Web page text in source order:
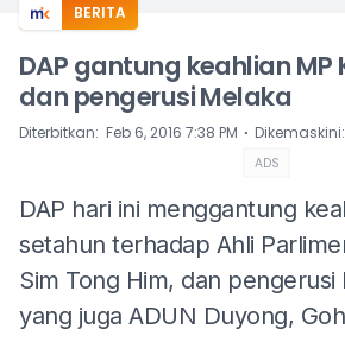
BERITA
DAP gantung keahlian
dan pengerusi Melaka
Diterbitkan: Feb 6, 2016 7:38 PM ⋅ Dikemaskini:
ADS
DAP hari ini menggantung
setahun terhadap Ahli
Sim Tong Him, dan pengerusi
yang juga ADUN Duyong,